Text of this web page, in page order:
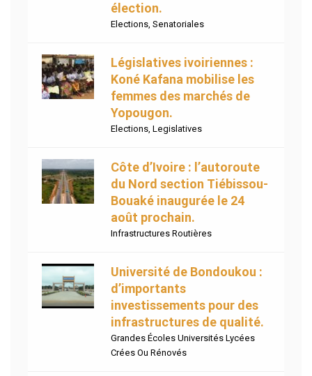
élection.
Elections, Senatoriales
Législatives ivoiriennes :
Koné Kafana mobilise les
femmes des marchés de
Yopougon.
Elections, Legislatives
Côte d’Ivoire : l’autoroute
du Nord section Tiébissou-
Bouaké inaugurée le 24
août prochain.
Infrastructures Routières
Université de Bondoukou :
d’importants
investissements pour des
infrastructures de qualité.
Grandes Écoles Universités Lycées
Crées Ou Rénovés